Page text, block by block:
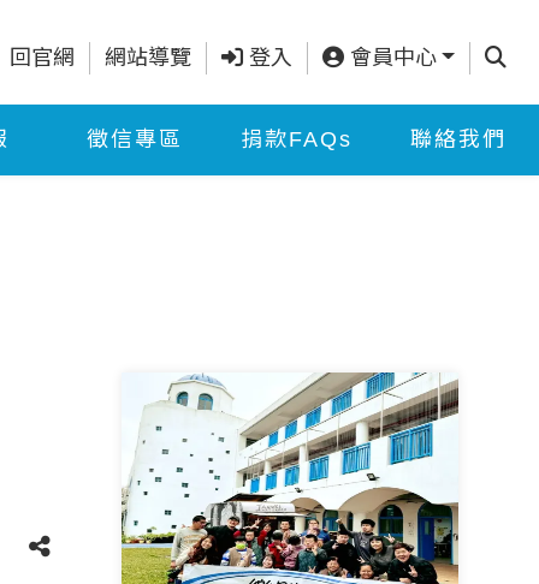
回官網 網站導覽 登入 會員中心 查詢
徵信專區 捐款FAQs 聯絡我們